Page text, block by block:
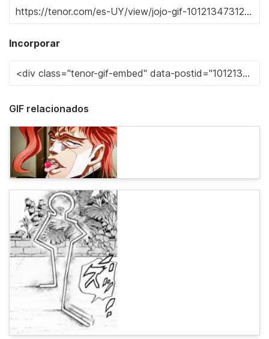
Incorporar
GIF relacionados